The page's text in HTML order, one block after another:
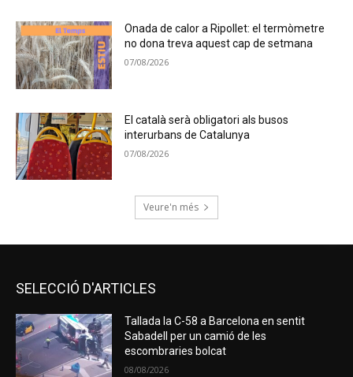
Onada de calor a Ripollet: el termòmetre
no dona treva aquest cap de setmana
07/08/2026
El català serà obligatori als busos
interurbans de Catalunya
07/08/2026
Veure'n més
SELECCIÓ D'ARTICLES
Tallada la C-58 a Barcelona en sentit
Sabadell per un camió de les
escombraries bolcat
08/08/2026